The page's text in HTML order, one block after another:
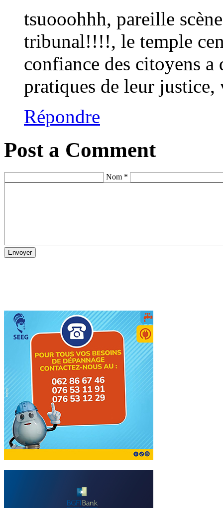
tsuooohhh, pareille
tribunal!!!!, le temple
confiance des citoyens a
pratiques de leur
Répondre
Post a Comment
Nom *